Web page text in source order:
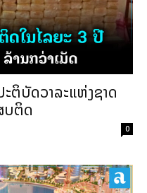
ຕິບັດວາລະແຫ່ງຊາດ
ບຕິດ
0